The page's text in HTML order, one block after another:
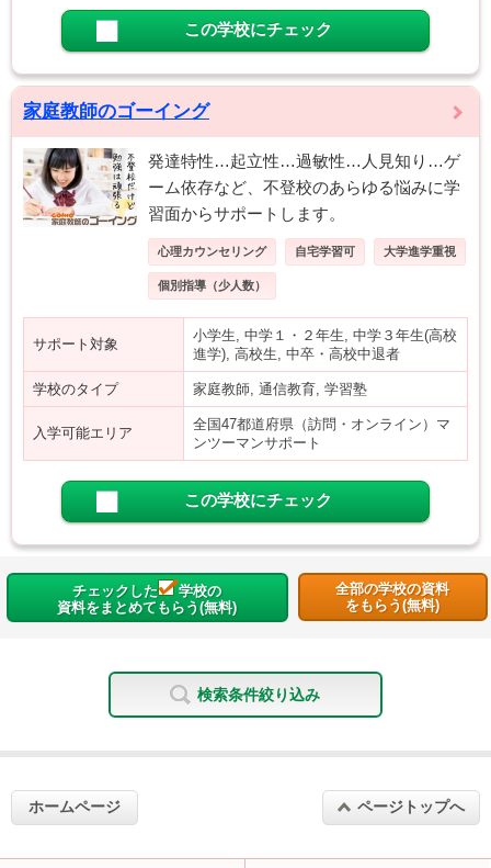
この学校にチェック
家庭教師のゴーイング
発達特性…起立性…過敏性…人見知り…ゲ
ーム依存など、不登校のあらゆる悩みに学
習面からサポートします。
心理カウンセリング 自宅学習可 大学進学重視
個別指導（少人数）
サポート対象
小学生, 中学１・２年生, 中学３年生(高校
進学), 高校生, 中卒・高校中退者
学校のタイプ 家庭教師, 通信教育, 学習塾
入学可能エリア
全国47都道府県（訪問・オンライン）マ
ンツーマンサポート
この学校にチェック
チェックした
学校の
資料をまとめてもらう(無料)
全部の学校の資料
をもらう(無料)
検索条件絞り込み
ホームページ ページトップへ